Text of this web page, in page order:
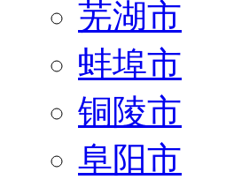
芜湖市
蚌埠市
铜陵市
阜阳市